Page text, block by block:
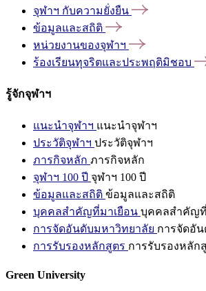
จุฬาฯ กับความยั่งยืน
ข้อมูลและสถิติ
หน่วยงานของจุฬาฯ
ร้องเรียนทุจริตและประพฤติมิชอบ
รู้จักจุฬาฯ
แนะนำจุฬาฯ แนะนำจุฬาฯ
ประวัติจุฬาฯ ประวัติจุฬาฯ
ภารกิจหลัก ภารกิจหลัก
จุฬาฯ 100 ปี จุฬาฯ 100 ปี
ข้อมูลและสถิติ ข้อมูลและสถิติ
บุคคลสำคัญที่มาเยือน บุคคลสำคัญ
การจัดอันดับมหาวิทยาลัย การจัดอั
การรับรองหลักสูตร การรับรองหลัก
Green University